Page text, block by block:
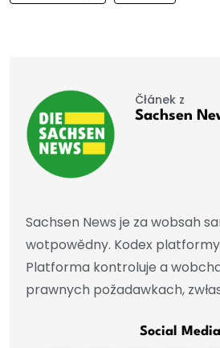
Čłánek z
Sachsen
Sachsen News je za wobsah
wotpowědny. Kodex
Platforma kontroluje a
prawnych požadawkach,
Social Media